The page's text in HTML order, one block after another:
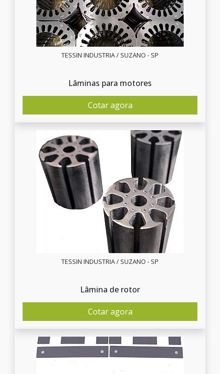
TESSIN INDUSTRIA / SUZANO - SP
Lâminas para motores
Cotar agora
TESSIN INDUSTRIA / SUZANO - SP
Lâmina de rotor
Cotar agora